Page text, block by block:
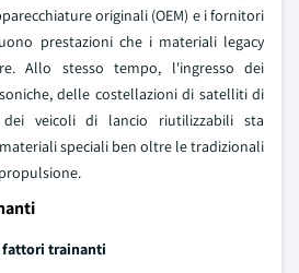
originali (OEM) e i fornitori
prestazioni che i materiali legacy
Allo stesso tempo, l'ingresso dei
delle costellazioni di satelliti di
dei veicoli di lancio riutilizzabili sta
speciali ben oltre le tradizionali
trainanti